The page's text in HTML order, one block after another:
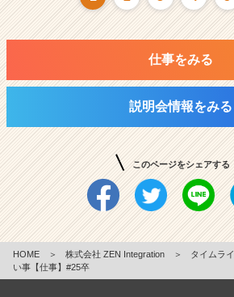
仕事をみる
説明会情報をみる
このページをシェアする
HOME ＞ 株式会社 ZEN Integration ＞ タイムラ
い事【仕事】#25卒